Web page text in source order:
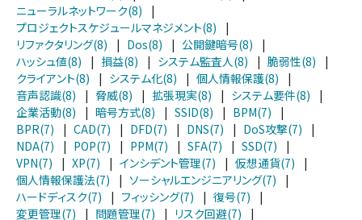
ニューラルネットワーク(8)
|
プロジェクトスケジュールマネジメント(8)
|
リファクタリング(8)
| Dos(8) | 公開鍵暗号(8)
|
ハッシュ値(8)
| 損益(8) | システム監査人(8) | 脆弱性(8)
|
クライアント(8)
| システム化(8) | 個人情報保護(8)
|
音声認識(8)
| 脅威(8) | 拡張現実(8) | システム要件(8)
|
企業活動(8)
| 暗号方式(8) | SSID(8) | BPM(7)
|
BPR(7)
| CAD(7) | DFD(7) | DNS(7) | DoS攻撃(7)
|
NDA(7)
| POP(7) | PPM(7) | SFA(7) | SSD(7)
|
VPN(7)
| XP(7) | インシデント管理(7) | 仮想通貨(7)
|
個人情報保護法(7)
| ソーシャルエンジニアリング(7)
|
ハードディスク(7)
| フィッシング(7) | 復号(7)
|
変更管理(7)
| 問題管理(7) | リスク回避(7)
|